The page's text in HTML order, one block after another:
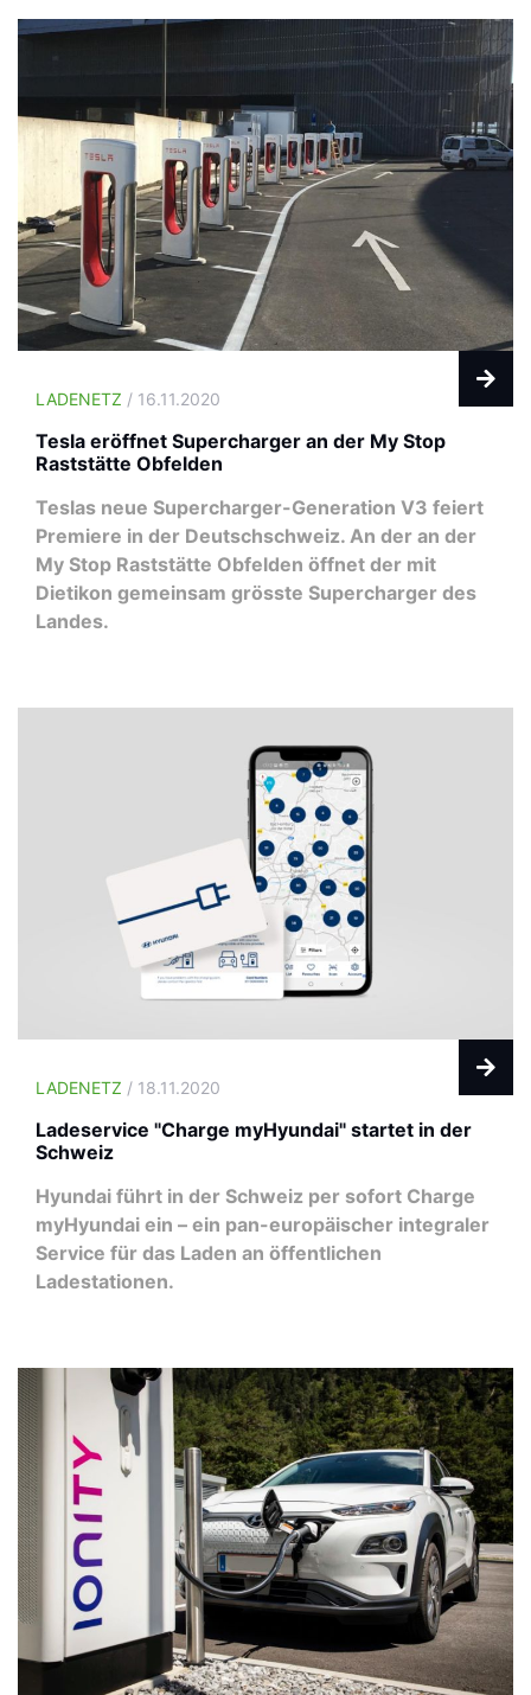
LADENETZ / 16.11.2020
Tesla eröffnet Supercharger an der My Stop
Raststätte Obfelden
Teslas neue Supercharger-Generation V3 feiert
Premiere in der Deutschschweiz. An der an der
My Stop Raststätte Obfelden öffnet der mit
Dietikon gemeinsam grösste Supercharger des
Landes.
LADENETZ / 18.11.2020
Ladeservice "Charge myHyundai" startet in der
Schweiz
Hyundai führt in der Schweiz per sofort Charge
myHyundai ein – ein pan-europäischer integraler
Service für das Laden an öffentlichen
Ladestationen.